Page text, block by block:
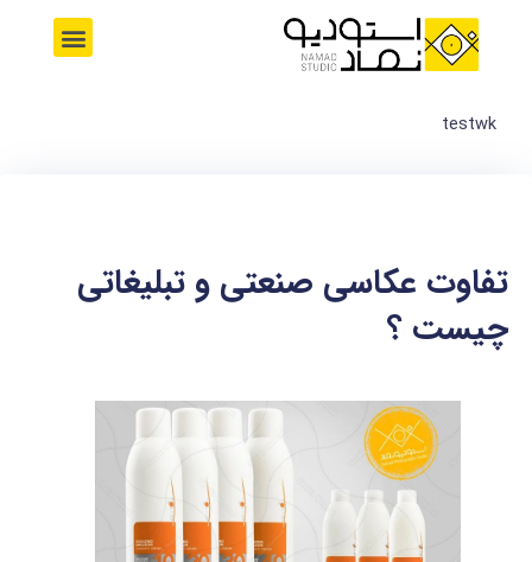
M
e
testwk
تفاوت عکاسی صنعتی و تبلیغاتی
چیست ؟